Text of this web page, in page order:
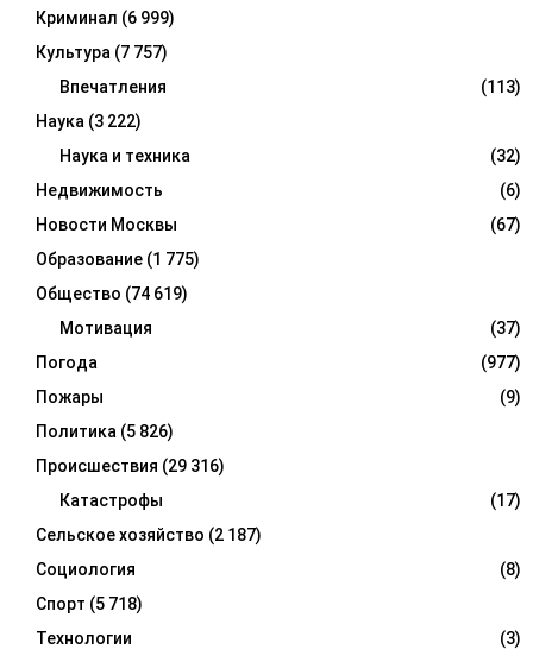
Криминал (6 999)
Культура (7 757)
Впечатления
(113)
Наука (3 222)
Наука и техника
(32)
Недвижимость
(6)
Новости Москвы
(67)
Образование (1 775)
Общество (74 619)
Мотивация
(37)
Погода
(977)
Пожары
(9)
Политика (5 826)
Происшествия (29 316)
Катастрофы
(17)
Сельское хозяйство (2 187)
Социология
(8)
Спорт (5 718)
Технологии
(3)